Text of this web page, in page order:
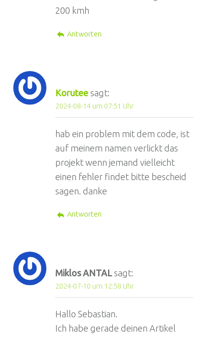
200 kmh
Antworten
Korutee sagt:
2024-08-14 um 07:51 Uhr
hab ein problem mit dem code, ist
auf meinem namen verlickt das
projekt wenn jemand vielleicht
einen fehler findet bitte bescheid
sagen. danke
Antworten
Miklos ANTAL sagt:
2024-07-10 um 12:58 Uhr
Hallo Sebastian.
Ich habe gerade deinen Artikel